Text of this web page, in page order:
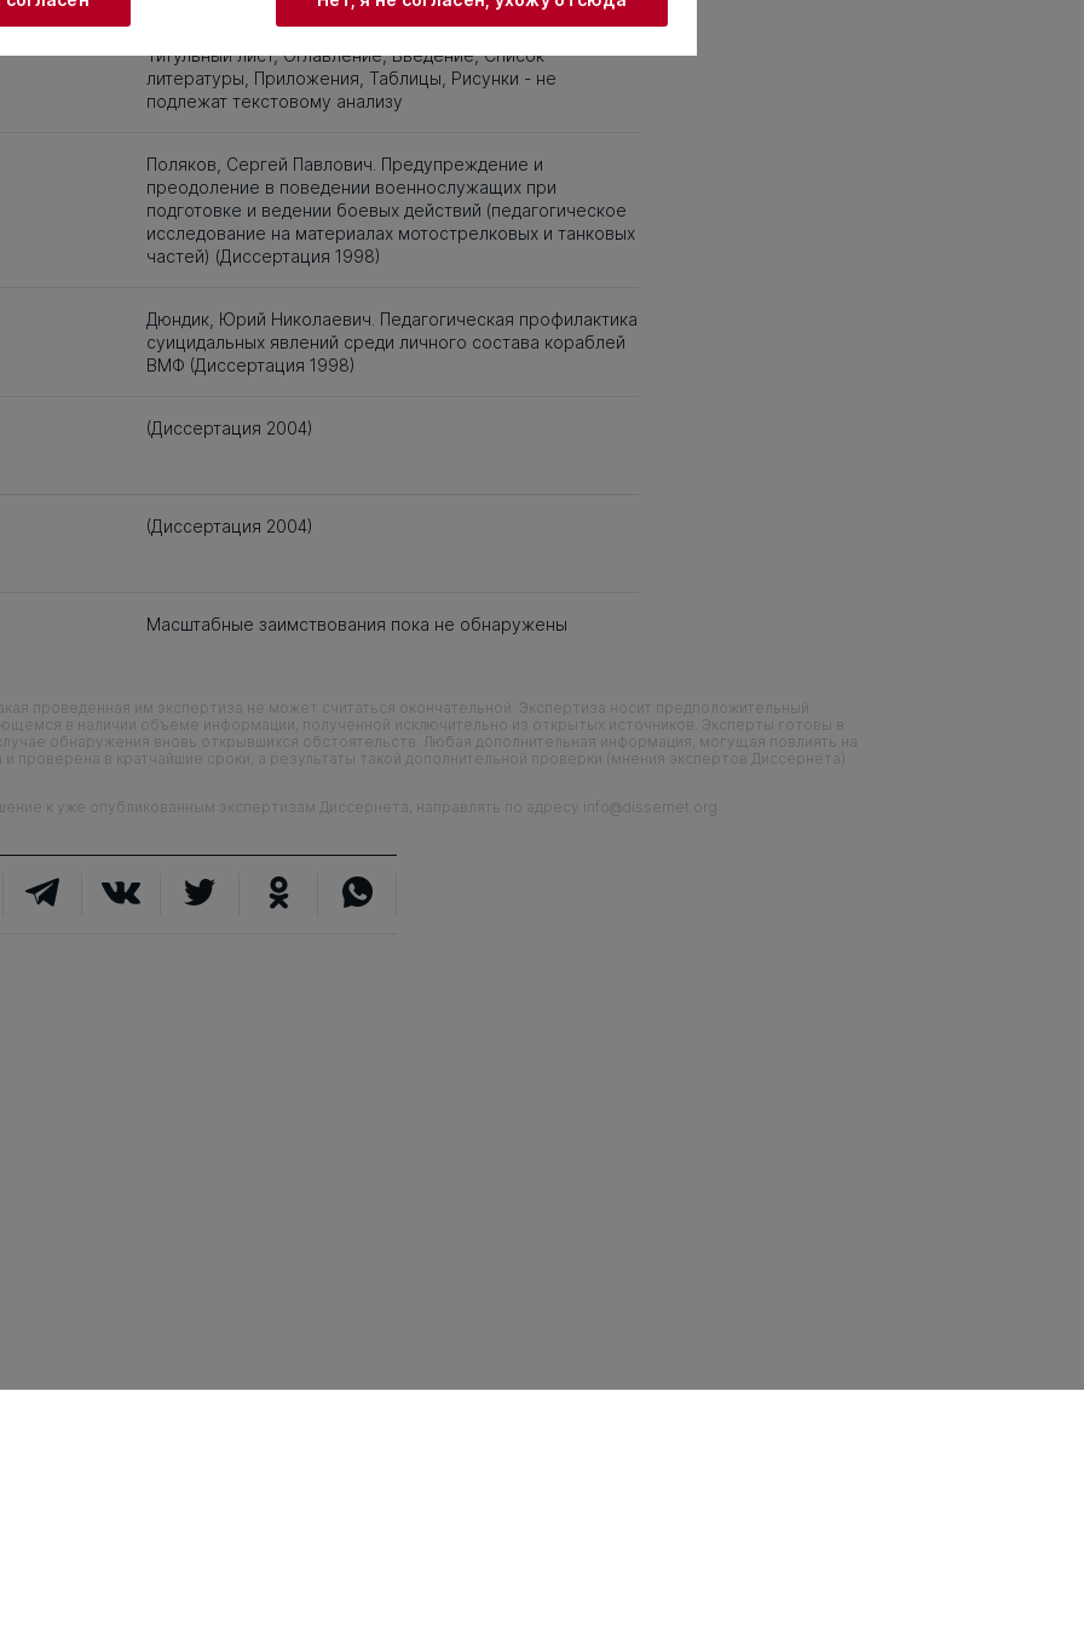
Титульный лист, Оглавление, Введение, Список
литературы, Приложения, Таблицы, Рисунки - не
подлежат текстовому анализу
Поляков, Сергей Павлович. Предупреждение и
преодоление в поведении военнослужащих при
подготовке и ведении боевых действий (педагогическое
исследование на материалах мотострелковых и танковых
частей) (Диссертация 1998)
Дюндик, Юрий Николаевич. Педагогическая профилактика
суицидальных явлений среди личного состава кораблей
ВМФ (Диссертация 1998)
(Диссертация 2004)
(Диссертация 2004)
Масштабные заимствования пока не обнаружены
проведенная им экспертиза не может считаться окончательной. Экспертиза носит предположительный
в наличии объеме информации, полученной исключительно из открытых источников. Эксперты готовы в
обнаружения вновь открывшихся обстоятельств. Любая дополнительная информация, могущая повлиять на
проверена в кратчайшие сроки, а результаты такой дополнительной проверки (мнения экспертов Диссернета)
к уже опубликованным экспертизам Диссернета, направлять по адресу info@dissernet.org